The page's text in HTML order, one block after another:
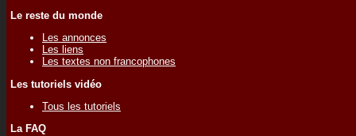
Le reste du monde
Les annonces
Les liens
Les textes non francophones
Les tutoriels vidéo
Tous les tutoriels
La FAQ